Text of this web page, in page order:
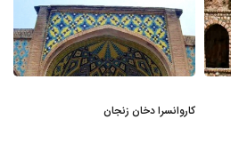
کاروانسرا دخان زنجان